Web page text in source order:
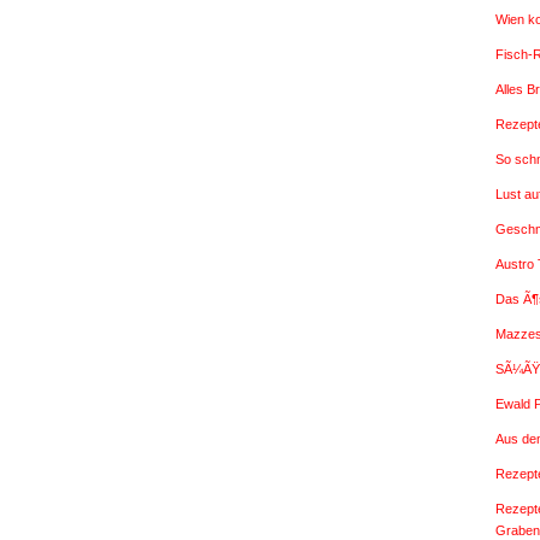
Wien
Fisch-
Alles
So
Lust
Austro
Das
Ewald
Aus
Graben